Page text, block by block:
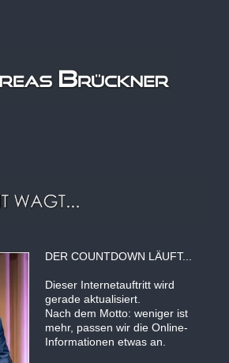
DER COUNTDOWN LÄUFT...
Dieser Internetauftritt wird
gerade aktualisiert.
Nach dem Motto: weniger ist
mehr, passen wir die Online-
Informationen etwas an.